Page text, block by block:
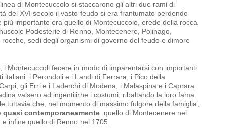
di Montecuccolo si staccarono gli altri due rami di
del XVI secolo il vasto feudo si era frantumato perdendo
importante era quello di Montecuccolo, erede della rocca
Podesterie di Renno, Montecenere, Polinago,
sedi degli organismi di governo del feudo e dimore
, i Montecuccoli fecere in modo di imparentarsi con importanti
italiani: i Perondoli e i Landi di Ferrara, i Pico della
gli Erri e i Laderchi di Modena, i Malaspina e i Caprara
valsero ad ingentilirne i costumi, ribaltando la loro fama
tuttavia che, nel momento di massimo fulgore della famiglia,
contemporaneamente: quello di Montecenere nel
infine quello di Renno nel 1705.